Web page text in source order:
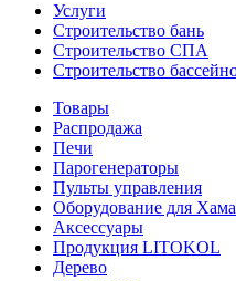
Услуги
Строительство бань
Строительство СПА
Строительство
Товары
Распродажа
Печи
Парогенераторы
Пульты управления
Оборудование для
Аксессуары
Продукция LITOKOL
Дерево